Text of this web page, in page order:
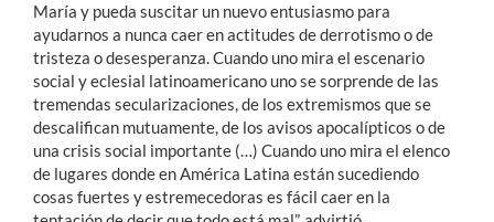
María y pueda suscitar un nuevo entusiasmo para
ayudarnos a nunca caer en actitudes de derrotismo o de
tristeza o desesperanza. Cuando uno mira el escenario
social y eclesial latinoamericano uno se sorprende de las
tremendas secularizaciones, de los extremismos que se
descalifican mutuamente, de los avisos apocalípticos o de
una crisis social importante (…) Cuando uno mira el elenco
de lugares donde en América Latina están sucediendo
cosas fuertes y estremecedoras es fácil caer en la